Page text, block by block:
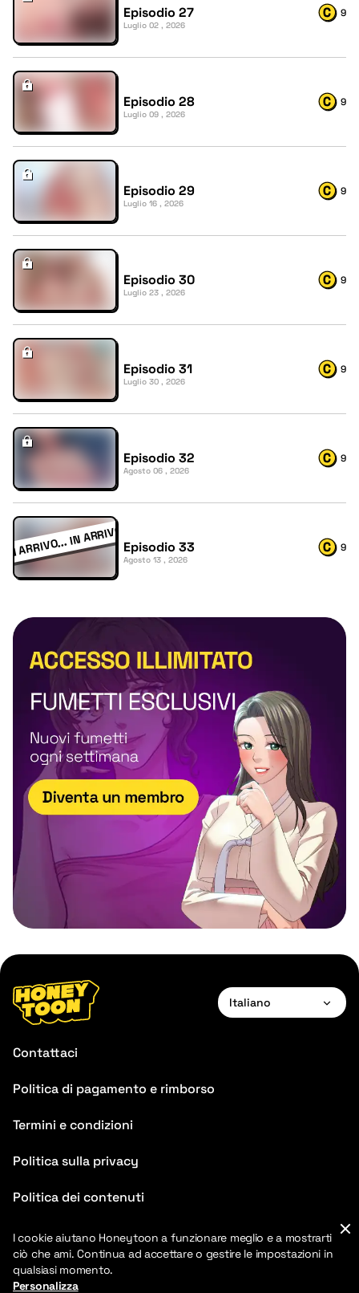
Episodio 27
Luglio 02 , 2026
9
Episodio 28
Luglio 09 , 2026
9
Episodio 29
Luglio 16 , 2026
9
Episodio 30
Luglio 23 , 2026
9
Episodio 31
Luglio 30 , 2026
9
Episodio 32
Agosto 06 , 2026
9
Episodio 33
Agosto 13 , 2026
9
Italiano
Contattaci
Politica di pagamento e rimborso
Termini e condizioni
Politica sulla privacy
Politica dei contenuti
FAQ
Blog
I cookie aiutano Honeytoon a funzionare meglio e a mostrarti
ciò che ami. Continua ad accettare o gestire le impostazioni in
qualsiasi momento.
Personalizza